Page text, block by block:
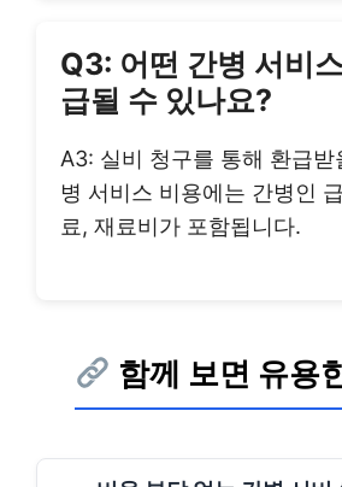
Q3: 어떤 간병 서비
급될 수 있나요?
A3: 실비 청구를 통해 환급받
병 서비스 비용에는 간병인
료, 재료비가 포함됩니다.
함께 보면 유용